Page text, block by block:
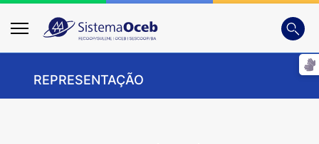
Busca
REPRESENTAÇÃO